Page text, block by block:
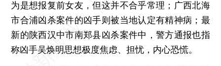
为是想报复前女友，但这并不合乎常理；广西北海
市合浦凶杀案件的凶手则被当地认定有精神病；最
新的陕西汉中市南郑县凶杀案件中，警方通报也指
称凶手吴焕明思想极度焦虑、担忧，内心恐慌。